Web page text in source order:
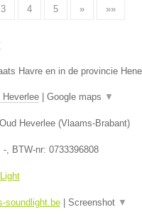
3 4 5 » »»
Havre en in de provincie
Heverlee| Google maps ▼
Oud Heverlee(Vlaams-Brabant)
-, BTW-nr: 0733396808
soundlight.be| Screenshot ▼